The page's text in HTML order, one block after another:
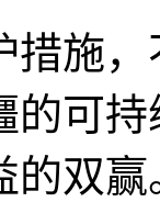
施，
的可
的双赢